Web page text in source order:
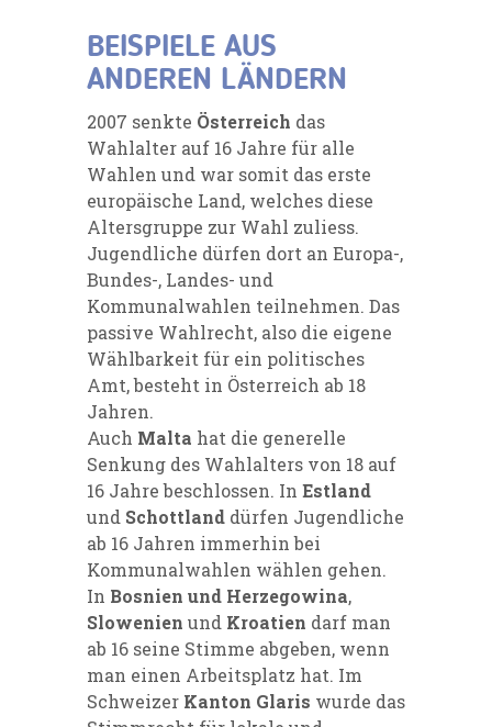
BEISPIELE AUS
ANDEREN LÄNDERN
2007 senkte Österreich das
Wahlalter auf 16 Jahre für alle
Wahlen und war somit das erste
europäische Land, welches diese
Altersgruppe zur Wahl zuliess.
Jugendliche dürfen dort an Europa-,
Bundes-, Landes- und
Kommunalwahlen teilnehmen. Das
passive Wahlrecht, also die eigene
Wählbarkeit für ein politisches
Amt, besteht in Österreich ab 18
Jahren.
Auch Malta hat die generelle
Senkung des Wahlalters von 18 auf
16 Jahre beschlossen. In Estland
und Schottland dürfen Jugendliche
ab 16 Jahren immerhin bei
Kommunalwahlen wählen gehen.
In Bosnien und Herzegowina,
Slowenien und Kroatien darf man
ab 16 seine Stimme abgeben, wenn
man einen Arbeitsplatz hat. Im
Schweizer Kanton Glaris wurde das